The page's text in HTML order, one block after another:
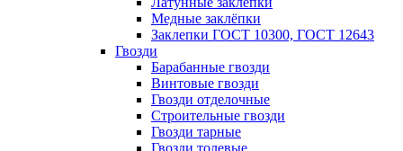
Медные заклёпки
Заклепки ГОСТ 10300, ГОСТ 12643
Гвозди
Барабанные гвозди
Винтовые гвозди
Гвозди отделочные
Строительные гвозди
Гвозди тарные
Гвозди толевые